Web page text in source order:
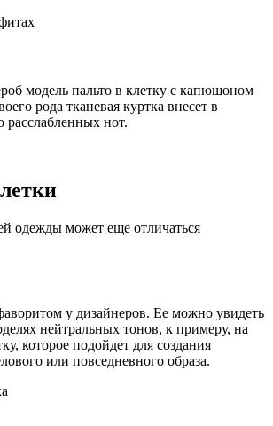
модель пальто в клетку с капюшоном
рода тканевая куртка внесет в
нот.
одежды может еще отличаться
у дизайнеров. Ее можно увидеть
нейтральных тонов, к примеру, на
которое подойдет для создания
или повседневного образа.